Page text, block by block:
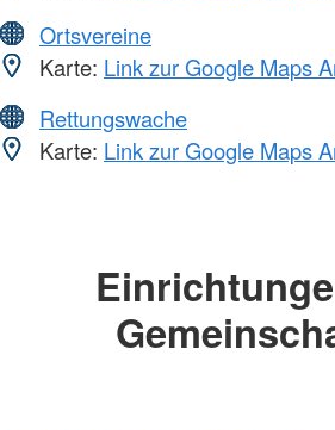
Ortsvereine
Karte: Link zur Google Maps
Rettungswache
Karte: Link zur Google Maps